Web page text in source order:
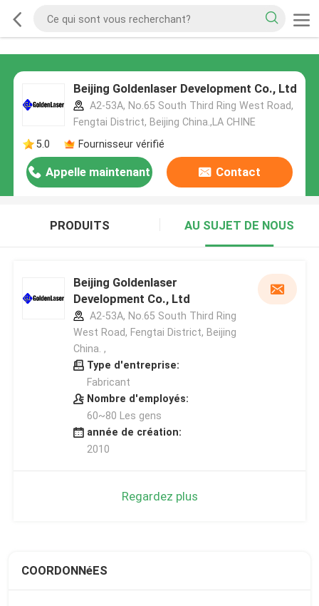
Beijing Goldenlaser Development Co., Ltd
A2-53A, No.65 South Third Ring West Road,
Fengtai District, Beijing China.,LA CHINE
5.0
Fournisseur vérifié
Appelle maintenant Contact
PRODUITS AU SUJET DE NOUS
Beijing Goldenlaser
Development Co., Ltd
A2-53A, No.65 South Third Ring
West Road, Fengtai District, Beijing
China. ,
Type d'entreprise:
Fabricant
Nombre d'employés:
60~80 Les gens
année de création:
2010
Regardez plus
COORDONNéES